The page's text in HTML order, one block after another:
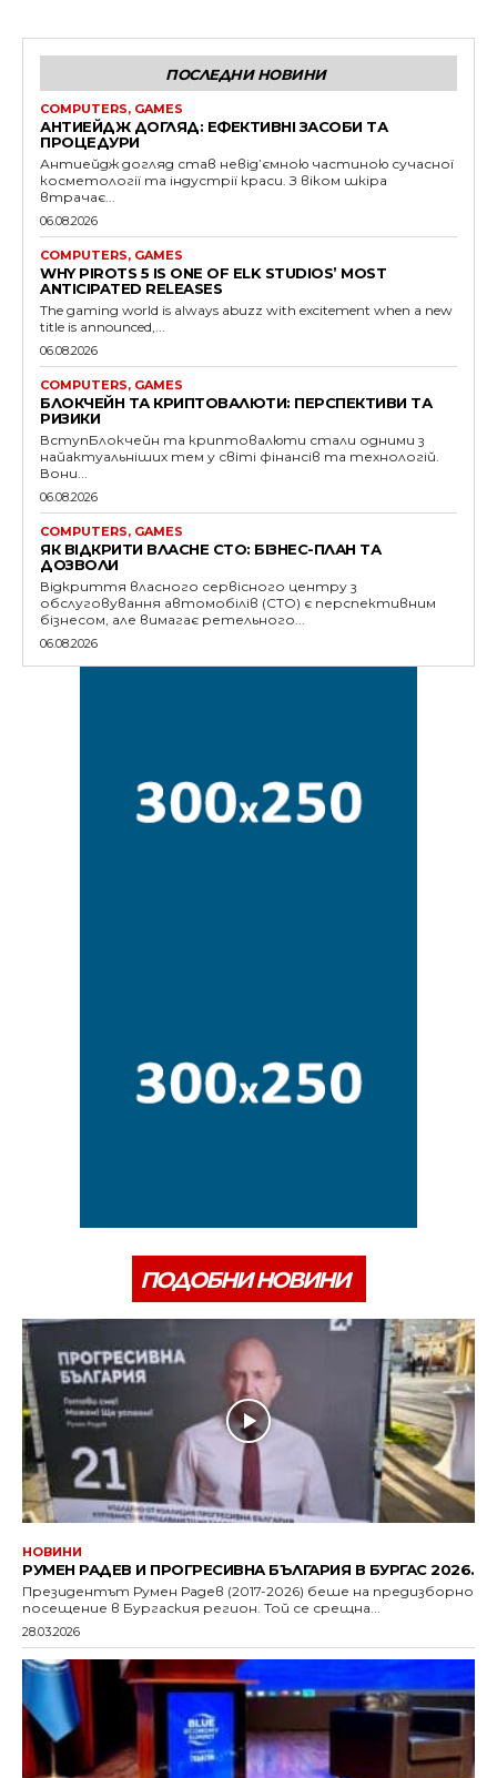
ПОСЛЕДНИ НОВИНИ
COMPUTERS, GAMES
АНТИЕЙДЖ ДОГЛЯД: ЕФЕКТИВНІ ЗАСОБИ ТА
ПРОЦЕДУРИ
Антиейдж догляд став невід’ємною частиною сучасної
косметології та індустрії краси. З віком шкіра
втрачає...
06.08.2026
COMPUTERS, GAMES
WHY PIROTS 5 IS ONE OF ELK STUDIOS’ MOST
ANTICIPATED RELEASES
The gaming world is always abuzz with excitement when a new
title is announced,...
06.08.2026
COMPUTERS, GAMES
БЛОКЧЕЙН ТА КРИПТОВАЛЮТИ: ПЕРСПЕКТИВИ ТА
РИЗИКИ
ВступБлокчейн та криптовалюти стали одними з
найактуальніших тем у світі фінансів та технологій.
Вони...
06.08.2026
COMPUTERS, GAMES
ЯК ВІДКРИТИ ВЛАСНЕ СТО: БІЗНЕС-ПЛАН ТА
ДОЗВОЛИ
Відкриття власного сервісного центру з
обслуговування автомобілів (СТО) є перспективним
бізнесом, але вимагає ретельного...
06.08.2026
ПОДОБНИ НОВИНИ
НОВИНИ
РУМЕН РАДЕВ И ПРОГРЕСИВНА БЪЛГАРИЯ В БУРГАС 2026.
Президентът Румен Радев (2017-2026) беше на предизборно
посещение в Бургаския регион. Той се срещна...
28.03.2026